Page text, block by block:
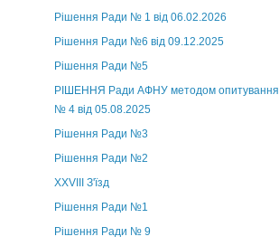
Рішення Ради № 1 від 06.02.2026
Рішення Ради №6 від 09.12.2025
Рішення Ради №5
РІШЕННЯ Ради АФНУ методом опитування
№ 4 від 05.08.2025
Рішення Ради №3
Рішення Ради №2
XXVIII З'їзд
Рішення Ради №1
Рішення Ради № 9